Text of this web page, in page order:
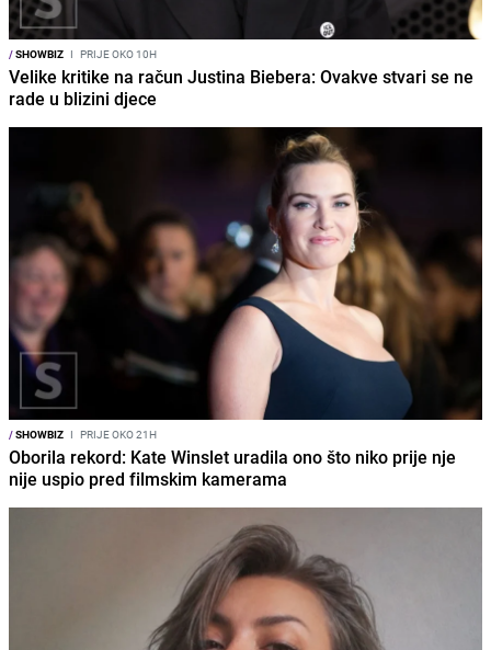
/SHOWBIZ I PRIJE OKO 10H
Velike kritike na račun Justina Biebera: Ovakve stvari se ne
rade u blizini djece
/SHOWBIZ I PRIJE OKO 21H
Oborila rekord: Kate Winslet uradila ono što niko prije nje
nije uspio pred filmskim kamerama